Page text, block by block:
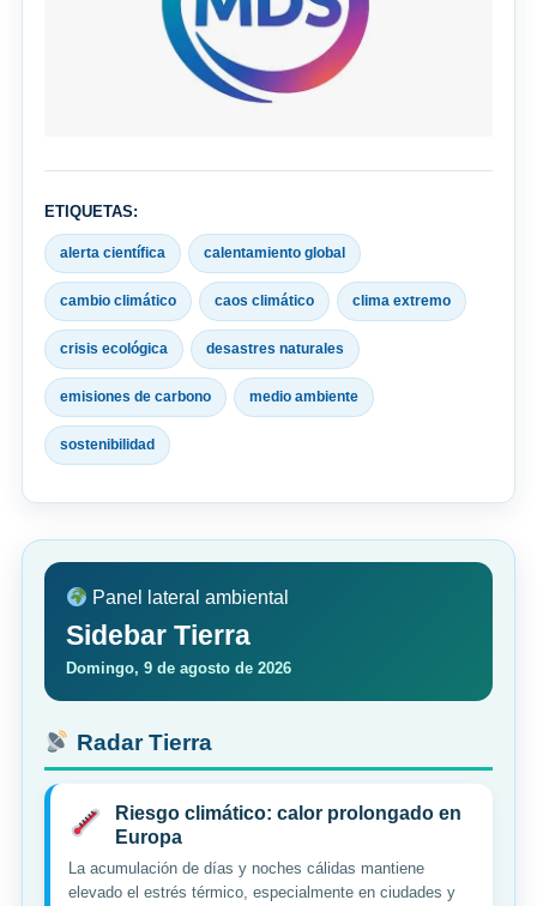
ETIQUETAS:
alerta científica calentamiento global
cambio climático caos climático clima extremo
crisis ecológica desastres naturales
emisiones de carbono medio ambiente
sostenibilidad
Panel lateral ambiental
Sidebar Tierra
Domingo, 9 de agosto de 2026
Radar Tierra
Riesgo climático: calor prolongado en
Europa
La acumulación de días y noches cálidas mantiene
elevado el estrés térmico, especialmente en ciudades y